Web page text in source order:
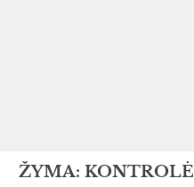
ŽYMA: KONTROLĖ